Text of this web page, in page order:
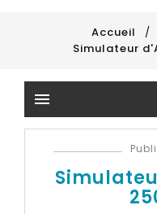
Accueil
Simulateur
menu